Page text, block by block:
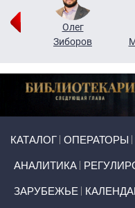
Олег
Зиборов
КАТАЛОГ ОПЕРАТОРЫ
АНАЛИТИКА
ЗАРУБЕЖЬЕ